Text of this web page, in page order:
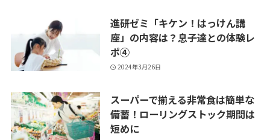
進研ゼミ「キケン！はっけん講
座」の内容は？息子達との体験レ
ポ④
2024年3月26日
スーパーで揃える非常食は簡単な
備蓄！ローリングストック期間は
短めに